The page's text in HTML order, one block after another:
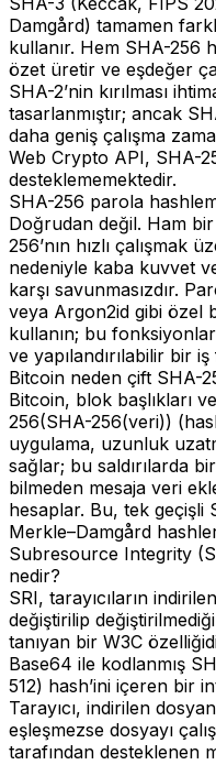
Damgård) tamamen
kullanır. Hem SHA-256
özet üretir ve eşdeğer
SHA-2’nin kırılması
tasarlanmıştır; ancak
daha geniş çalışma
Web Crypto API, SHA-
desteklememektedir.
SHA-256 parola
Doğrudan değil. Ham
256’nın hızlı çalışmak
nedeniyle kaba kuvvet
karşı savunmasızdır.
veya Argon2id gibi özel
kullanın; bu
ve yapılandırılabilir bir
Bitcoin neden çift SHA-
Bitcoin, blok başlıkları
256(SHA-256(veri))
uygulama, uzunluk
sağlar; bu saldırılarda
bilmeden mesaja veri
hesaplar. Bu, tek geçişli
Merkle–Damgård
Subresource Integrity
nedir?
SRI, tarayıcıların
değiştirilip
tanıyan bir W3C
Base64 ile kodlanmış
512) hash’ini içeren bir
Tarayıcı, indirilen
eşleşmezse dosyayı
tarafından desteklenen